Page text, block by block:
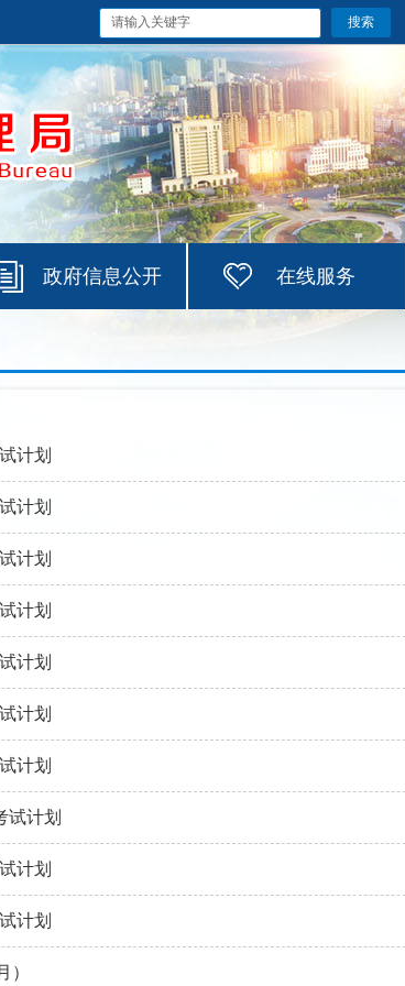
政府信息公开 在线服务
计划
计划
计划
计划
计划
计划
计划
试计划
计划
计划
）